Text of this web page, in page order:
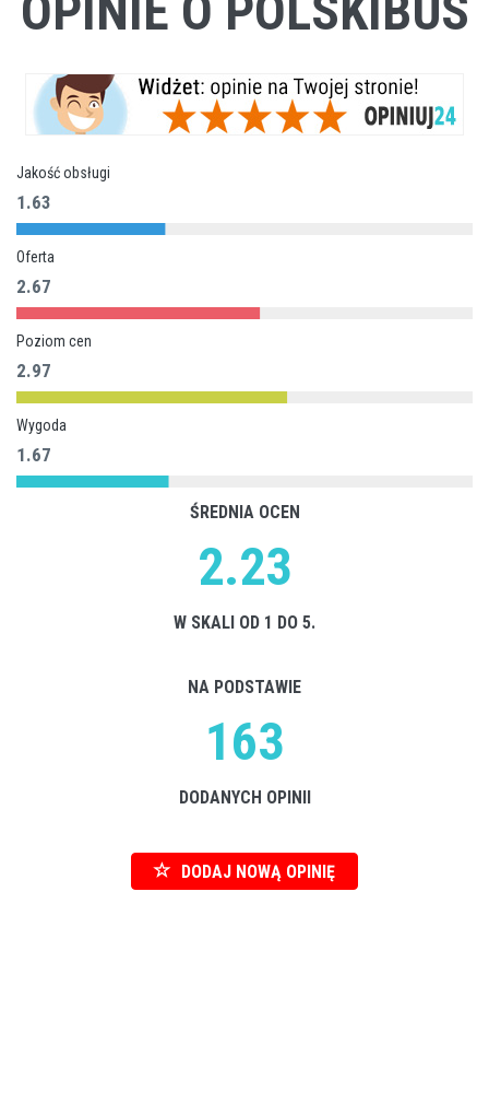
Jakość obsługi
1.63
Oferta
2.67
Poziom cen
2.97
Wygoda
1.67
ŚREDNIA OCEN
2.23
W SKALI OD 1 DO 5.
NA PODSTAWIE
163
DODANYCH OPINII
DODAJ NOWĄ OPINIĘ